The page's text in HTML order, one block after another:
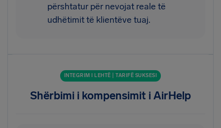
përshtatur për nevojat reale të
udhëtimit të klientëve tuaj.
INTEGRIM I LEHTË | TARIFË SUKSESI
Shërbimi i kompensimit i AirHelp